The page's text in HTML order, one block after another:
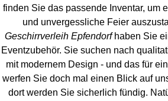
finden Sie das passende Inventar, um
und unvergess liche Feier
Geschirrverleih Epfendorfhaben Sie
Eventzubehör. Sie suchen nach
mit modernem Design - und das für
werfen Sie doch mal einen Blick auf
dort werden Sie sicherlich fündig.